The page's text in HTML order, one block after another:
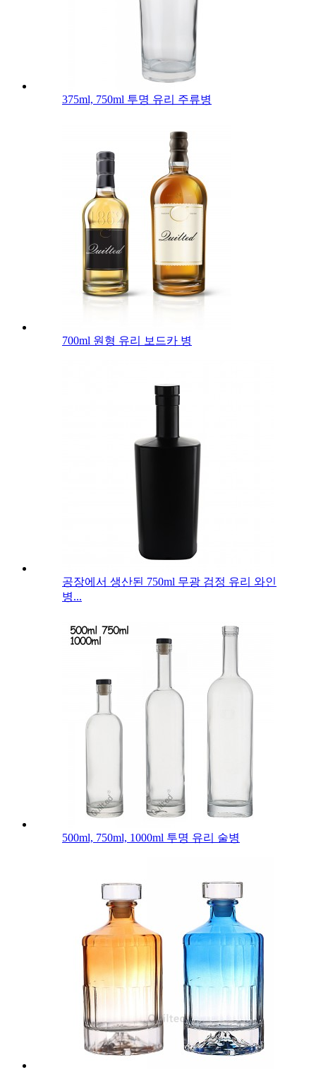
375ml, 750ml 투명 유리 주류병
700ml 원형 유리 보드카 병
공장에서 생산된 750ml 무광 검정 유리 와인
병...
500ml, 750ml, 1000ml 투명 유리 술병